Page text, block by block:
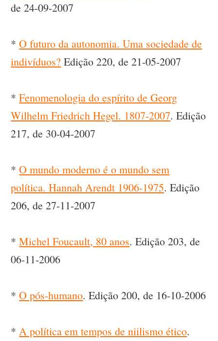
de 24-09-2007
*O futuro da autonomia. Uma sociedade de
indivíduos? Edição 220, de 21-05-2007
*Fenomenologia do espírito de Georg
Wilhelm Friedrich Hegel. 1807-2007. Edição
217, de 30-04-2007
*O mundo moderno é o mundo sem
política. Hannah Arendt 1906-1975. Edição
206, de 27-11-2007
*Michel Foucault, 80 anos. Edição 203, de
06-11-2006
*O pós-humano. Edição 200, de 16-10-2006
*A política em tempos de niilismo ético.